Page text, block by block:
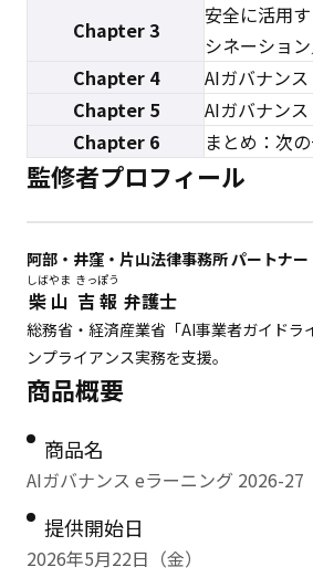
Chapter 3
安全に活用
シネーショ
Chapter 4
AIガバナン
Chapter 5
AIガバナン
Chapter 6
まとめ：次
監修者プロフィール
阿部・井窪・片山法律事務所 パートナー
柴山
しばやま
吉報
きっぽう
弁護士
総務省・経済産業省「AI事業者ガイド
ンプライアンス実務を支援。
商品概要
商品名
AIガバナンス eラーニング 2026-
提供開始日
2026年5月22日（金）